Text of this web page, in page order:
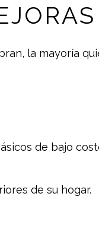
la mayoría
de bajo
de su hogar.